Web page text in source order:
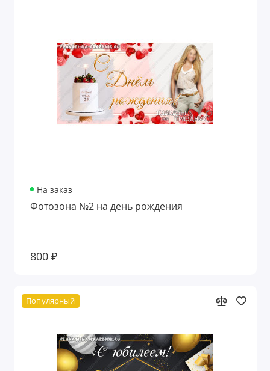
На заказ
Фотозона №2 на день рождения
800 ₽
Популярный